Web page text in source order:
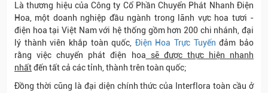
Là thương hiệu của Công ty Cổ Phần Chuyển Phát Nhanh Điện
Hoa, một doanh nghiệp đầu ngành trong lãnh vực hoa tươi -
điện hoa tại Việt Nam với hệ thống gồm hơn 200 chi nhánh, đại
lý thành viên khắp toàn quốc, Điện Hoa Trực Tuyến đảm bảo
rằng việc chuyển phát điện hoa sẽ được thực hiện nhanh
nhấtđến tất cả các tỉnh, thành trên toàn quốc;
Đồng thời cũng là đại diện chính thức của Interflora toàn cầu ở